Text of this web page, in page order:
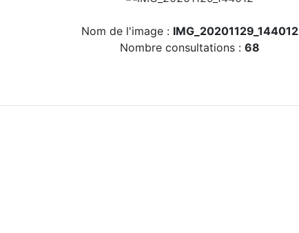
Nom de l'image : IMG_20201129_144012
Nombre consultations : 68